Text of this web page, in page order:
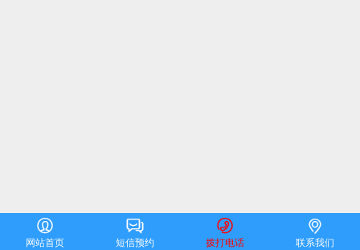

网站首页

短信预约

拨打电话

联系我们